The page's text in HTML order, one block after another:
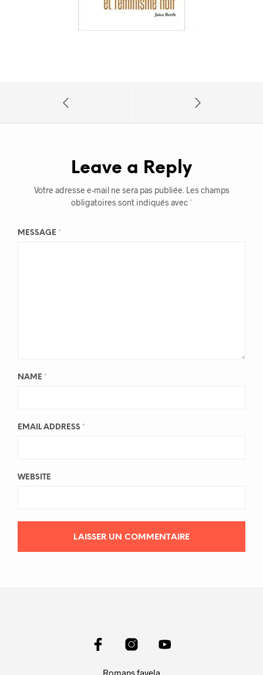
Leave a Reply
Votre adresse e-mail ne sera pas publiée. Les champs
obligatoires sont indiqués avec *
MESSAGE *
NAME *
EMAIL ADDRESS *
WEBSITE
Romans favela